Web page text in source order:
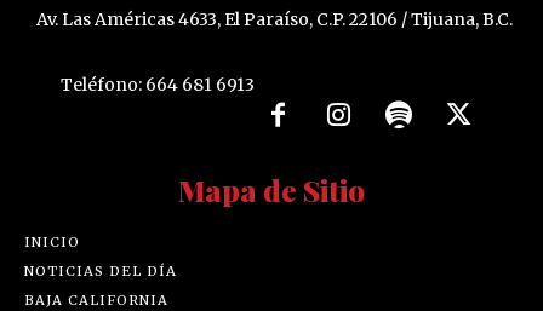
Av. Las Américas 4633, El Paraíso, C.P. 22106 / Tijuana, B.C.
Teléfono: 664 681 6913
Mapa de Sitio
INICIO
NOTICIAS DEL DÍA
BAJA CALIFORNIA